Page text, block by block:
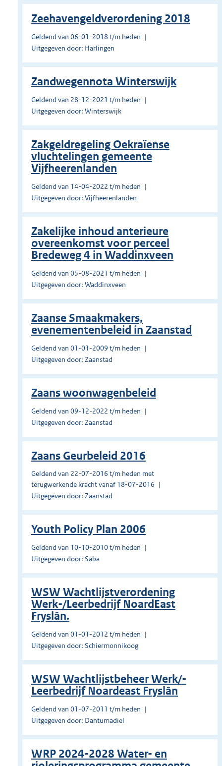
Zeehavengeldverordening 2018
Geldend van 06-01-2018 t/m heden
Uitgegeven door: Harlingen
Zandwegennota Winterswijk
Geldend van 28-12-2021 t/m heden
Uitgegeven door: Winterswijk
Zakgeldregeling Oekraïense
vluchtelingen gemeente
Vijfheerenlanden
Geldend van 14-04-2022 t/m heden
Uitgegeven door: Vijfheerenlanden
Zakelijke inhoud anterieure
overeenkomst voor perceel
Bredeweg 4 in Waddinxveen
Geldend van 05-08-2021 t/m heden
Uitgegeven door: Waddinxveen
Zaanse Smaakmakers,
evenementenbeleid in Zaanstad
Geldend van 01-01-2009 t/m heden
Uitgegeven door: Zaanstad
Zaans woonwagenbeleid
Geldend van 09-12-2022 t/m heden
Uitgegeven door: Zaanstad
Zaans Geurbeleid 2016
Geldend van 22-07-2016 t/m heden met
terugwerkende kracht vanaf 18-07-2016
Uitgegeven door: Zaanstad
Youth Policy Plan 2006
Geldend van 10-10-2010 t/m heden
Uitgegeven door: Saba
WSW Wachtlijstverordening
Werk-/Leerbedrijf NoardEast
Fryslân.
Geldend van 01-01-2012 t/m heden
Uitgegeven door: Schiermonnikoog
WSW Wachtlijstbeheer Werk/-
Leerbedrijf Noardeast Fryslân
Geldend van 01-07-2011 t/m heden
Uitgegeven door: Dantumadiel
WRP 2024-2028 Water- en